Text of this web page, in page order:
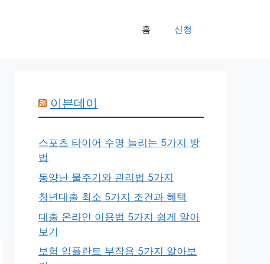
홈 신청
이븐데이
스포츠 타이어 수명 늘리는 5가지 방
법
동양난 물주기와 관리법 5가지
청년대출 최소 5가지 조건과 혜택
대출 온라인 이용법 5가지 쉽게 알아
보기
보험 임플란트 부작용 5가지 알아보